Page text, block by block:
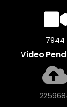
8712
Video